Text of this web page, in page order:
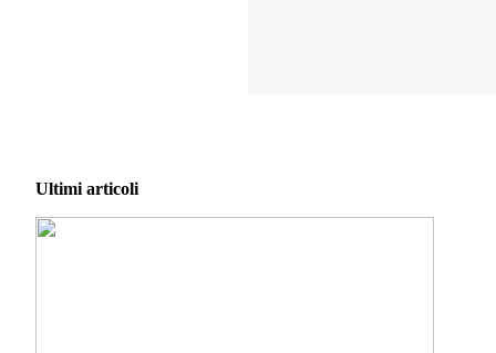
Ultimi articoli